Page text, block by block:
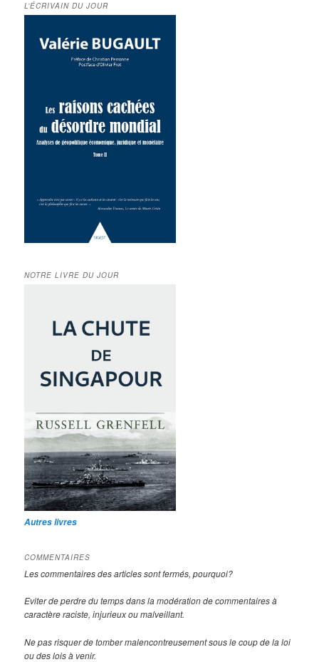
L’ÉCRIVAIN DU JOUR
NOTRE LIVRE DU JOUR
Autres livres
COMMENTAIRES
Les commentaires des articles sont fermés, pourquoi?
Eviter de perdre du temps dans la modération de commentaires à
caractère raciste, injurieux ou malveillant.
Ne pas risquer de tomber malencontreusement sous le coup de la loi
ou des lois à venir.